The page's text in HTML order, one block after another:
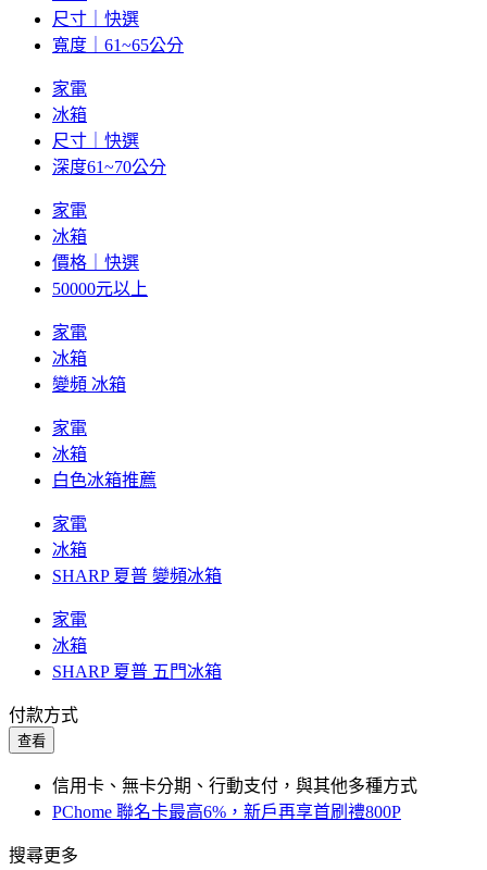
尺寸｜快選
寬度｜61~65公分
家電
冰箱
尺寸｜快選
深度61~70公分
家電
冰箱
價格｜快選
50000元以上
家電
冰箱
變頻 冰箱
家電
冰箱
白色冰箱推薦
家電
冰箱
SHARP 夏普 變頻冰箱
家電
冰箱
SHARP 夏普 五門冰箱
付款方式
查看
信用卡、無卡分期、行動支付，與其他多種方式
PChome 聯名卡最高6%，新戶再享首刷禮800P
搜尋更多